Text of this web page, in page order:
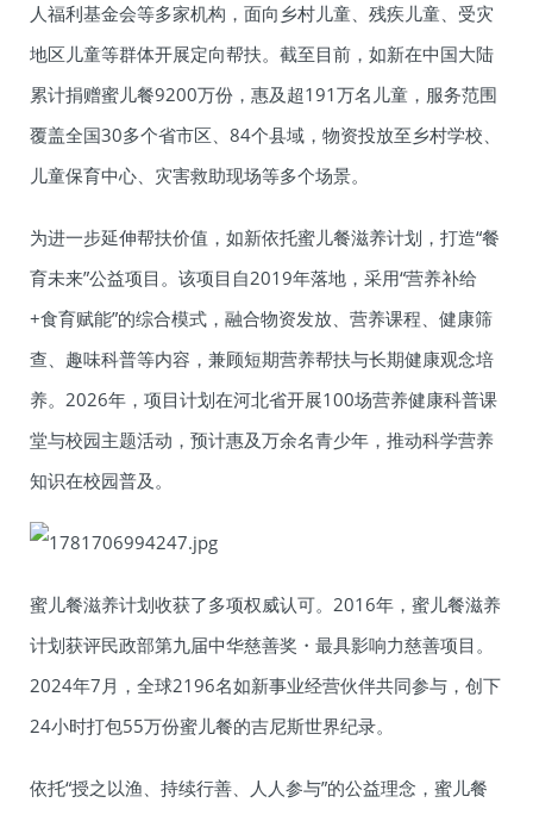
人福利基金会等多家机构，面向乡村儿童、残疾儿童、受灾
地区儿童等群体开展定向帮扶。截至目前，如新在中国大陆
累计捐赠蜜儿餐9200万份，惠及超191万名儿童，服务范围
覆盖全国30多个省市区、84个县域，物资投放至乡村学校、
儿童保育中心、灾害救助现场等多个场景。
为进一步延伸帮扶价值，如新依托蜜儿餐滋养计划，打造“餐
育未来”公益项目。该项目自2019年落地，采用“营养补给
+食育赋能”的综合模式，融合物资发放、营养课程、健康筛
查、趣味科普等内容，兼顾短期营养帮扶与长期健康观念培
养。2026年，项目计划在河北省开展100场营养健康科普课
堂与校园主题活动，预计惠及万余名青少年，推动科学营养
知识在校园普及。
蜜儿餐滋养计划收获了多项权威认可。2016年，蜜儿餐滋养
计划获评民政部第九届中华慈善奖・最具影响力慈善项目。
2024年7月，全球2196名如新事业经营伙伴共同参与，创下
24小时打包55万份蜜儿餐的吉尼斯世界纪录。
依托“授之以渔、持续行善、人人参与”的公益理念，蜜儿餐